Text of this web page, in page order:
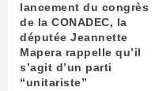
lancement du congrès
de la CONADEC, la
députée Jeannette
Mapera rappelle qu’il
s’agit d’un parti
“unitariste”